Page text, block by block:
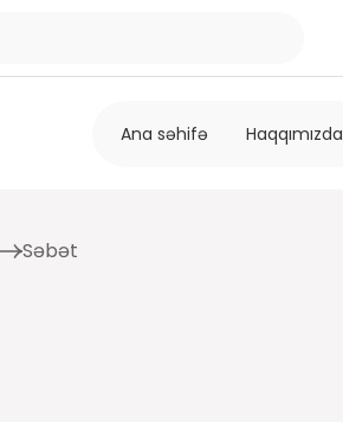
Ana səhifə Haqqımızda
Səbət